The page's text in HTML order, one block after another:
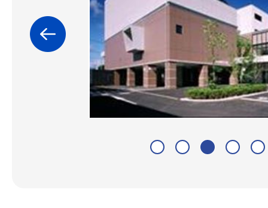
3
枚
目
の
ラ